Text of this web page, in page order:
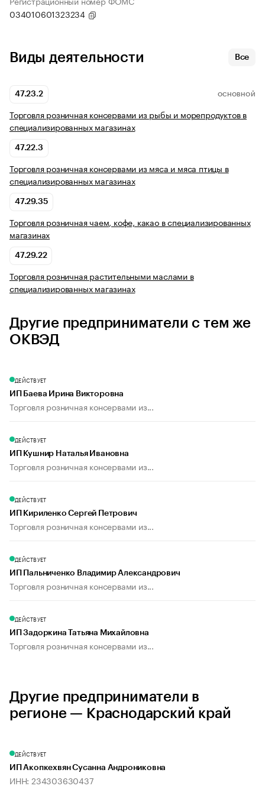
034010601323234
Виды деятельности Все
47.23.2 ОСНОВНОЙ
Торговля розничная консервами из рыбы и морепродуктов в
специализированных магазинах
47.22.3
Торговля розничная консервами из мяса и мяса птицы в
специализированных магазинах
47.29.35
Торговля розничная чаем, кофе, какао в специализированных
магазинах
47.29.22
Торговля розничная растительными маслами в
специализированных магазинах
Другие предприниматели с тем же
ОКВЭД
ДЕЙСТВУЕТ
ИП Баева Ирина Викторовна
Торговля розничная консервами из...
ДЕЙСТВУЕТ
ИП Кушнир Наталья Ивановна
Торговля розничная консервами из...
ДЕЙСТВУЕТ
ИП Кириленко Сергей Петрович
Торговля розничная консервами из...
ДЕЙСТВУЕТ
ИП Пальниченко Владимир Александрович
Торговля розничная консервами из...
ДЕЙСТВУЕТ
ИП Задоркина Татьяна Михайловна
Торговля розничная консервами из...
Другие предприниматели в
регионе — Краснодарский край
ДЕЙСТВУЕТ
ИП Акопкехвян Сусанна Андрониковна
ИНН: 234303630437